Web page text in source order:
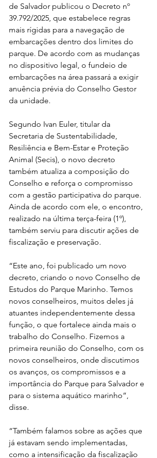
de Salvador publicou o Decreto nº
39.792/2025, que estabelece regras
mais rígidas para a navegação de
embarcações dentro dos limites do
parque. De acordo com as mudanças
no dispositivo legal, o fundeio de
embarcações na área passará a exigir
anuência prévia do Conselho Gestor
da unidade.
Segundo Ivan Euler, titular da
Secretaria de Sustentabilidade,
Resiliência e Bem-Estar e Proteção
Animal (Secis), o novo decreto
também atualiza a composição do
Conselho e reforça o compromisso
com a gestão participativa do parque.
Ainda de acordo com ele, o encontro,
realizado na última terça-feira (1º),
também serviu para discutir ações de
fiscalização e preservação.
“Este ano, foi publicado um novo
decreto, criando o novo Conselho de
Estudos do Parque Marinho. Temos
novos conselheiros, muitos deles já
atuantes independentemente dessa
função, o que fortalece ainda mais o
trabalho do Conselho. Fizemos a
primeira reunião do Conselho, com os
novos conselheiros, onde discutimos
os avanços, os compromissos e a
importância do Parque para Salvador e
para o sistema aquático marinho”,
disse.
“Também falamos sobre as ações que
já estavam sendo implementadas,
como a intensificação da fiscalização